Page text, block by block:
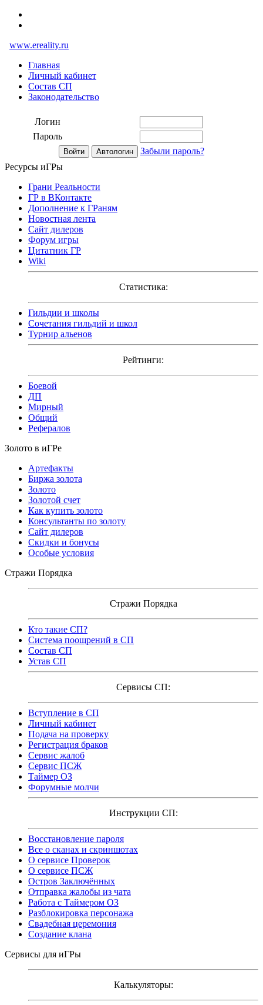
www.ereality.ru
Главная
Личный кабинет
Состав СП
Законодательство
Логин
Пароль
Забыли пароль?
Ресурсы иГРы
Грани Реальности
ГР в ВКонтакте
Дополнение к ГРаням
Новостная лента
Сайт дилеров
Форум игры
Цитатник ГР
Wiki
Статистика:
Гильдии и школы
Сочетания гильдий и школ
Турнир альенов
Рейтинги:
Боевой
ДП
Мирный
Общий
Рефералов
Золото в иГРе
Артефакты
Биржа золота
Золото
Золотой счет
Как купить золото
Консультанты по золоту
Сайт дилеров
Скидки и бонусы
Особые условия
Стражи Порядка
Стражи Порядка
Кто такие СП?
Система поощрений в СП
Состав СП
Устав СП
Сервисы СП:
Вступление в СП
Личный кабинет
Подача на проверку
Регистрация браков
Сервис жалоб
Сервис ПСЖ
Таймер ОЗ
Форумные молчи
Инструкции СП:
Восстановление пароля
Все о сканах и скриншотах
О сервисе Проверок
О сервисе ПСЖ
Остров Заключённых
Отправка жалобы из чата
Работа с Таймером ОЗ
Разблокировка персонажа
Свадебная церемония
Создание клана
Сервисы для иГРы
Калькуляторы: